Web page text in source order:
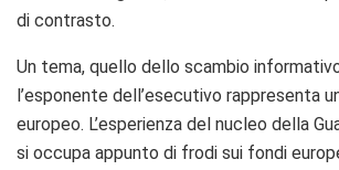
di contrasto.
Un tema, quello dello scambio
l’esponente dell’esecutivo rappresenta
europeo. L’esperienza del nucleo della
si occupa appunto di frodi sui fondi